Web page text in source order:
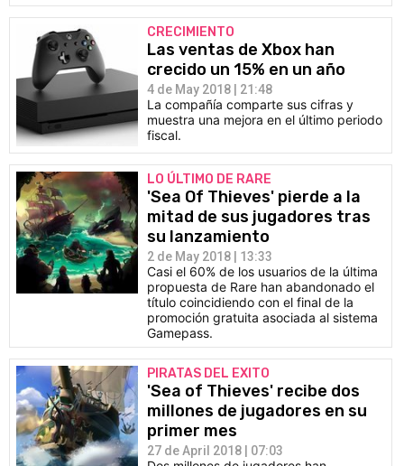
CRECIMIENTO
Las ventas de Xbox han
crecido un 15% en un año
4 de May 2018 | 21:48
La compañía comparte sus cifras y
muestra una mejora en el último periodo
fiscal.
LO ÚLTIMO DE RARE
'Sea Of Thieves' pierde a la
mitad de sus jugadores tras
su lanzamiento
2 de May 2018 | 13:33
Casi el 60% de los usuarios de la última
propuesta de Rare han abandonado el
título coincidiendo con el final de la
promoción gratuita asociada al sistema
Gamepass.
PIRATAS DEL EXITO
'Sea of Thieves' recibe dos
millones de jugadores en su
primer mes
27 de April 2018 | 07:03